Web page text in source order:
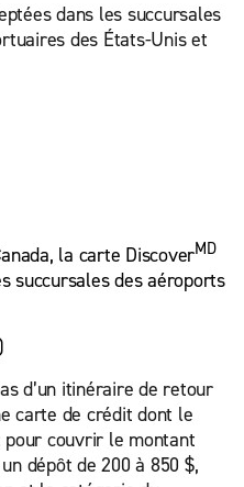
dans les succursales
des États-Unis et
la carte DiscoverMD
succursales des aéroports
d’un itinéraire de retour
carte de crédit dont le
couvrir le montant
dépôt de 200 à 850 $,